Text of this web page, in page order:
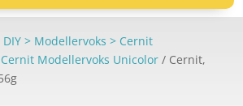
> Modellervoks > Cernit
Modellervoks Unicolor/ Cernit,